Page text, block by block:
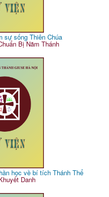
sự sống Thiên Chúa
Bị Năm Thánh
học về bí tích Thánh Thể
Danh